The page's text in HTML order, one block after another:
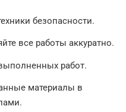
безопасности.
все работы аккуратно.
работ.
материалы в